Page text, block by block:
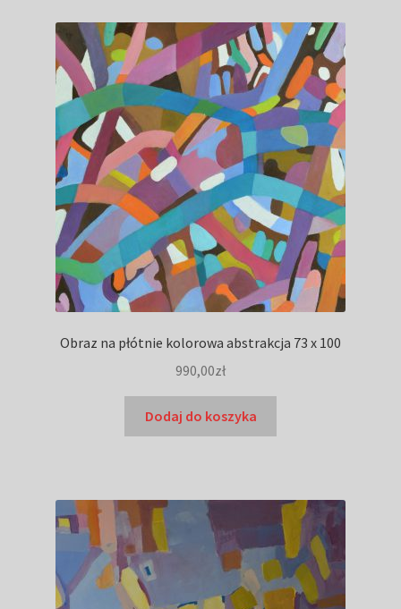
Obraz na płótnie kolorowa abstrakcja 73 x 100
990,00zł
Dodaj do koszyka